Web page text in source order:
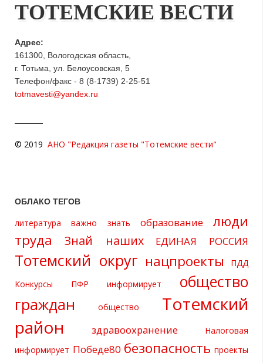
ТОТЕМСКИЕ ВЕСТИ
Адрес:
161300, Вологодская область,
г. Тотьма, ул. Белоусовская, 5
Телефон/факс - 8 (8-1739) 2-25-51
totmavesti@yandex.ru
© 2019 АНО "Редакция газеты "Тотемские вести"
ОБЛАКО ТЕГОВ
литература важно знать образование
люди
труда
Знай наших ЕДИНАЯ РОССИЯ
Тотемский округ нацпроекты
ПДД
Конкурсы
ПФР информирует
общество
граждан
общество
Тотемский
район
здравоохранение
Налоговая
информирует Победе80 безопасность проекты